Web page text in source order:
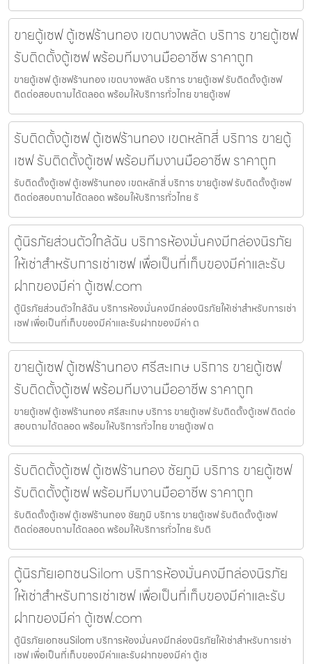
ขายตู้เซฟ ตู้เซฟร้านทอง เขตบางพลัด บริการ ขายตู้เซฟ
รับติดตั้งตู้เซฟ พร้อมทีมงานมืออาชีพ ราคาถูก
ขายตู้เซฟ ตู้เซฟร้านทอง เขตบางพลัด บริการ ขายตู้เซฟ รับติดตั้งตู้เซฟ
ติดต่อสอบถามได้ตลอด พร้อมให้บริการทั่วไทย ขายตู้เซฟ
รับติดตั้งตู้เซฟ ตู้เซฟร้านทอง เขตหลักสี่ บริการ ขายตู้
เซฟ รับติดตั้งตู้เซฟ พร้อมทีมงานมืออาชีพ ราคาถูก
รับติดตั้งตู้เซฟ ตู้เซฟร้านทอง เขตหลักสี่ บริการ ขายตู้เซฟ รับติดตั้งตู้เซฟ
ติดต่อสอบถามได้ตลอด พร้อมให้บริการทั่วไทย รั
ตู้นิรภัยส่วนตัวใกล้ฉัน บริการห้องมั่นคงมีกล่องนิรภัย
ให้เช่าสำหรับการเช่าเซฟ เพื่อเป็นที่เก็บของมีค่าและรับ
ฝากของมีค่า ตู้เซฟ.com
ตู้นิรภัยส่วนตัวใกล้ฉัน บริการห้องมั่นคงมีกล่องนิรภัยให้เช่าสำหรับการเช่า
เซฟ เพื่อเป็นที่เก็บของมีค่าและรับฝากของมีค่า ต
ขายตู้เซฟ ตู้เซฟร้านทอง ศรีสะเกษ บริการ ขายตู้เซฟ
รับติดตั้งตู้เซฟ พร้อมทีมงานมืออาชีพ ราคาถูก
ขายตู้เซฟ ตู้เซฟร้านทอง ศรีสะเกษ บริการ ขายตู้เซฟ รับติดตั้งตู้เซฟ ติดต่อ
สอบถามได้ตลอด พร้อมให้บริการทั่วไทย ขายตู้เซฟ ต
รับติดตั้งตู้เซฟ ตู้เซฟร้านทอง ชัยภูมิ บริการ ขายตู้เซฟ
รับติดตั้งตู้เซฟ พร้อมทีมงานมืออาชีพ ราคาถูก
รับติดตั้งตู้เซฟ ตู้เซฟร้านทอง ชัยภูมิ บริการ ขายตู้เซฟ รับติดตั้งตู้เซฟ
ติดต่อสอบถามได้ตลอด พร้อมให้บริการทั่วไทย รับติ
ตู้นิรภัยเอกชนSilom บริการห้องมั่นคงมีกล่องนิรภัย
ให้เช่าสำหรับการเช่าเซฟ เพื่อเป็นที่เก็บของมีค่าและรับ
ฝากของมีค่า ตู้เซฟ.com
ตู้นิรภัยเอกชนSilom บริการห้องมั่นคงมีกล่องนิรภัยให้เช่าสำหรับการเช่า
เซฟ เพื่อเป็นที่เก็บของมีค่าและรับฝากของมีค่า ตู้เซ